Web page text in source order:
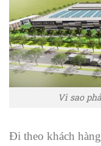
Vì sao
Đi theo khách